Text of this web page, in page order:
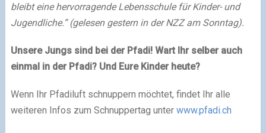
bleibt eine hervorragende Lebensschule für Kinder- und
Jugendliche.” (gelesen gestern in der NZZ am Sonntag).
Unsere Jungs sind bei der Pfadi! Wart Ihr selber auch
einmal in der Pfadi? Und Eure Kinder heute?
Wenn Ihr Pfadiluft schnuppern möchtet, findet Ihr alle
weiteren Infos zum Schnuppertag unter www.pfadi.ch